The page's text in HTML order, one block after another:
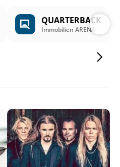
QUARTERBACK
Immobilien ARENA